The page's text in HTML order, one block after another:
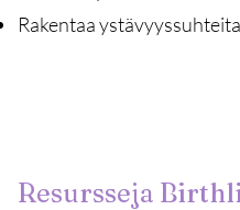
Rakentaa
Resursseja